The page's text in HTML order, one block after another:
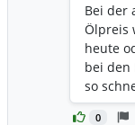
0
Bei der
Ölpreis
heute
bei den
so